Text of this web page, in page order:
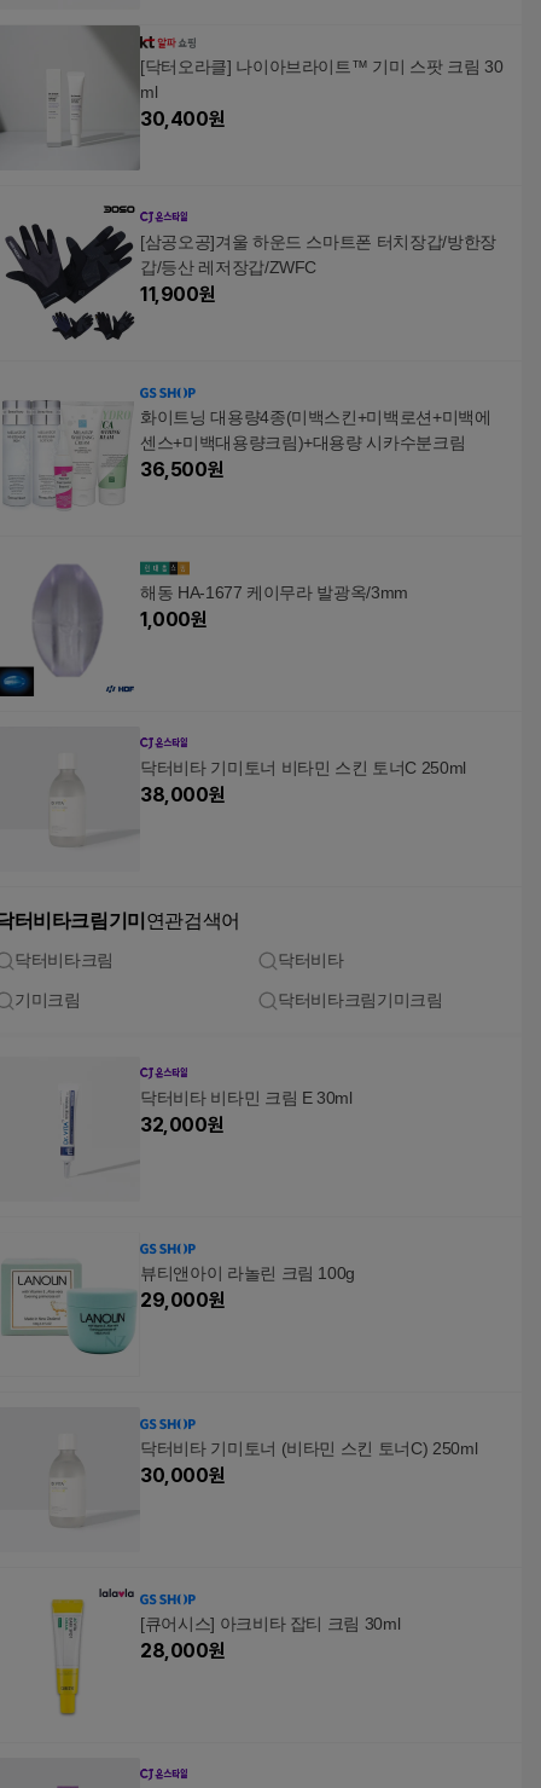
[닥터오라클] 나이아브라이트™ 기미 스팟 크림 30
ml
30,400원
[삼공오공]겨울 하운드 스마트폰 터치장갑/방한장
갑/등산 레저장갑/ZWFC
11,900원
화이트닝 대용량4종(미백스킨+미백로션+미백에
센스+미백대용량크림)+대용량 시카수분크림
36,500원
해동 HA-1677 케이무라 발광옥/3mm
1,000원
닥터비타 기미토너 비타민 스킨 토너C 250ml
38,000원
터비타크림기미 연관검색어
닥터비타크림 닥터비타
기미크림 닥터비타크림기미크림
닥터비타 비타민 크림 E 30ml
32,000원
뷰티앤아이 라놀린 크림 100g
29,000원
닥터비타 기미토너 (비타민 스킨 토너C) 250ml
30,000원
[큐어시스] 아크비타 잡티 크림 30ml
28,000원